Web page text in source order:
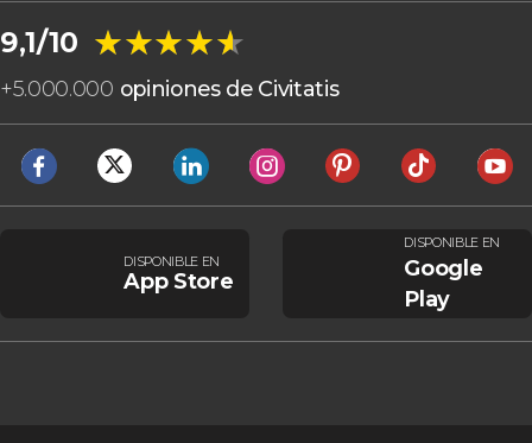
9,1/10 ★★★★★
★★★★★
+5.000.000 opiniones de Civitatis
DISPONIBLE EN
App Store
DISPONIBLE EN
Google
Play